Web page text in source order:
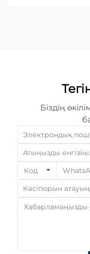
Біздің
Код